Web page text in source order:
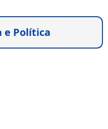
e Política